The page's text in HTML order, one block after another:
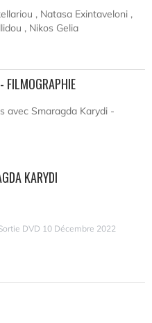
, Natasa Exintaveloni ,
, Nikos Gelia
FILMOGRAPHIE
avec Smaragda Karydi -
KARYDI
DVD 10 Décembre 2022